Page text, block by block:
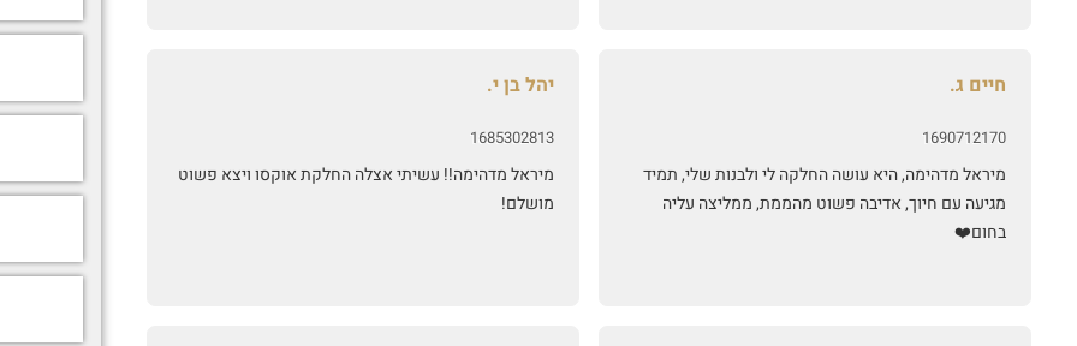
תהיי מרוצה. שווה כל שקל! 🙂
חיים ג.
1690712170
מיראל מדהימה, היא עושה החלקה לי ולבנות שלי, תמיד
מגיעה עם חיוך, אדיבה פשוט מהממת, ממליצה עליה
בחום❤️
יהל בן י.
1685302813
מיראל מדהימה!! עשיתי אצלה החלקת אוקסו ויצא פשוט
מושלם!